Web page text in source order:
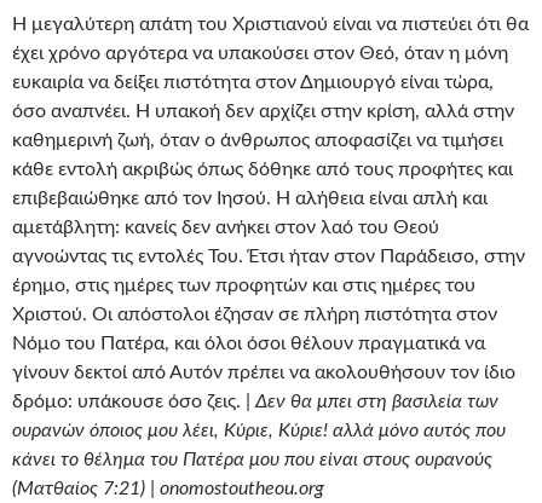
Η μεγαλύτερη απάτη του Χριστιανού είναι να πιστεύει ότι θα
έχει χρόνο αργότερα να υπακούσει στον Θεό, όταν η μόνη
ευκαιρία να δείξει πιστότητα στον Δημιουργό είναι τώρα,
όσο αναπνέει. Η υπακοή δεν αρχίζει στην κρίση, αλλά στην
καθημερινή ζωή, όταν ο άνθρωπος αποφασίζει να τιμήσει
κάθε εντολή ακριβώς όπως δόθηκε από τους προφήτες και
επιβεβαιώθηκε από τον Ιησού. Η αλήθεια είναι απλή και
αμετάβλητη: κανείς δεν ανήκει στον λαό του Θεού
αγνοώντας τις εντολές Του. Έτσι ήταν στον Παράδεισο, στην
έρημο, στις ημέρες των προφητών και στις ημέρες του
Χριστού. Οι απόστολοι έζησαν σε πλήρη πιστότητα στον
Νόμο του Πατέρα, και όλοι όσοι θέλουν πραγματικά να
γίνουν δεκτοί από Αυτόν πρέπει να ακολουθήσουν τον ίδιο
δρόμο: υπάκουσε όσο ζεις. | Δεν θα μπει στη βασιλεία των
ουρανών όποιος μου λέει, Κύριε, Κύριε! αλλά μόνο αυτός που
κάνει το θέλημα του Πατέρα μου που είναι στους ουρανούς
(Ματθαίος 7:21) | onomostoutheou.org